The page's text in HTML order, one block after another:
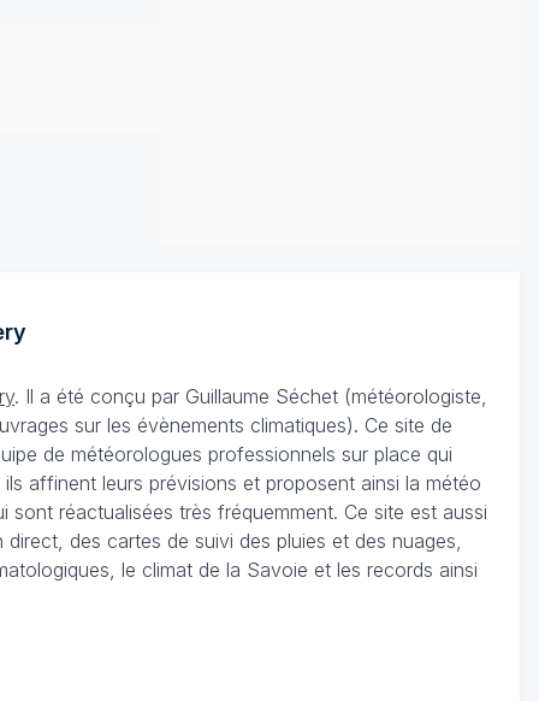
. Il a été conçu par Guillaume Séchet (météorologiste,
sur les évènements climatiques). Ce site de
de météorologues professionnels sur place qui
affinent leurs prévisions et proposent ainsi la météo
sont réactualisées très fréquemment. Ce site est aussi
des cartes de suivi des pluies et des nuages,
le climat de la Savoie et les records ainsi